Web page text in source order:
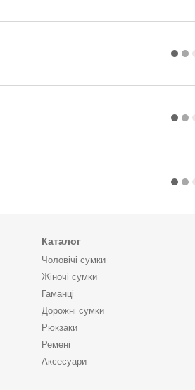
Каталог
Чоловічі сумки
Жіночі сумки
Гаманці
Дорожні сумки
Рюкзаки
Ремені
Аксесуари